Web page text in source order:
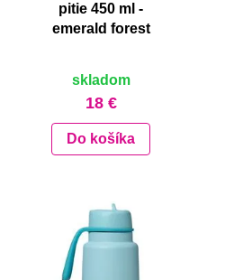
pitie 450 ml -
emerald forest
skladom
18 €
Do košíka